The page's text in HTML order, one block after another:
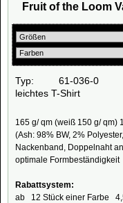
Fruit of the Loom
Typ: 61-036-0
leichtes T-Shirt
165 g/ qm (weiß 150 g/ qm)
(Ash: 98% BW, 2%
Nackenband, Doppelnaht
optimale Formbeständigkeit
Rabattsystem:
ab 12 Stück einer Farbe